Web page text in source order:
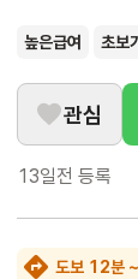
높은급여 초보
관심
13일전 등록
도보 12분